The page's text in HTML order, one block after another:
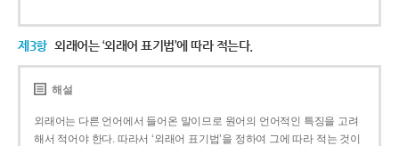
제3항 외래어는 ‘외래어 표기법’에 따라 적는다.
해설
외래어는 다른 언어에서 들어온 말이므로 원어의 언어적인 특징을 고려
해서 적어야 한다. 따라서 ‘외래어 표기법’을 정하여 그에 따라 적는 것이